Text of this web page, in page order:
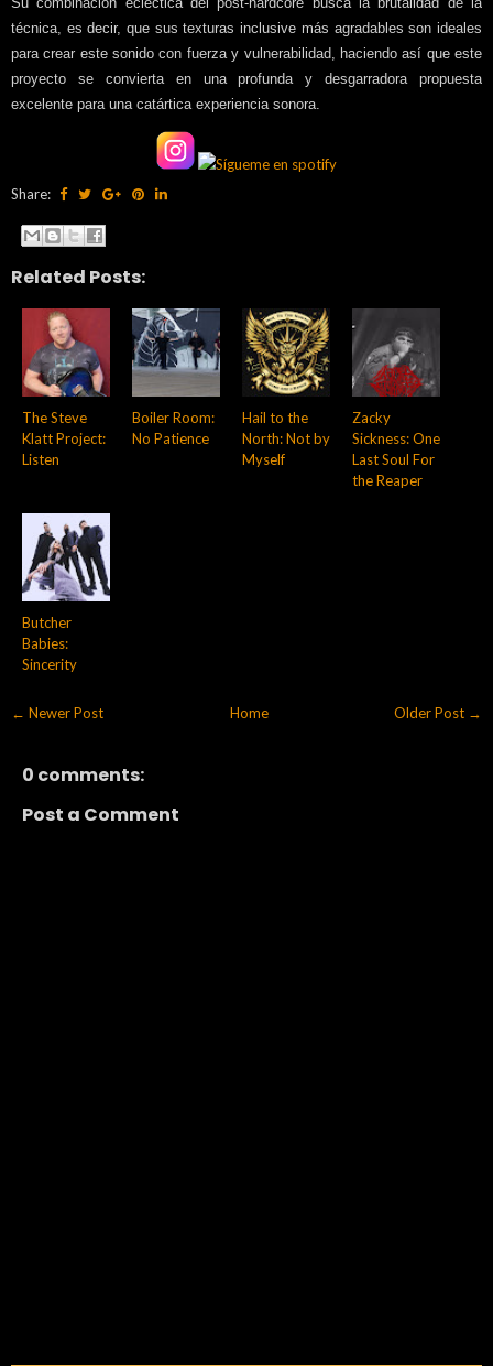
técnica, es decir, que sus texturas inclusive más agradables son ideales
para crear este sonido con fuerza y vulnerabilidad, haciendo así que este
proyecto se convierta en una profunda y desgarradora propuesta
excelente para una catártica experiencia sonora.
Share:
Related Posts:
The Steve
Klatt Project:
Listen
Boiler Room:
No Patience
Hail to the
North: Not by
Myself
Zacky
Sickness: One
Last Soul For
the Reaper
Butcher
Babies:
Sincerity
← Newer Post Older Post →
Home
0 comments:
Post a Comment